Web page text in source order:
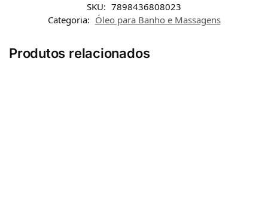
SKU: 7898436808023
Categoria: Óleo para Banho e Massagens
Produtos relacionados